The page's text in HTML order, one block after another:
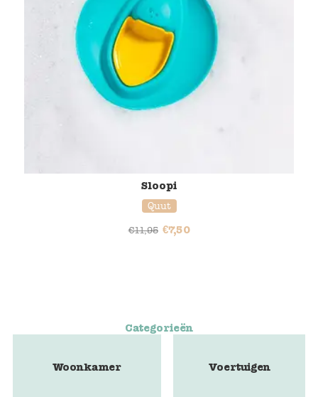
Sloopi
Quut
€11,95 €7,50
Categorieën
Woonkamer Voertuigen